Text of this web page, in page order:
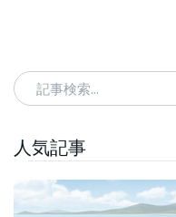
記事検索
人気記事